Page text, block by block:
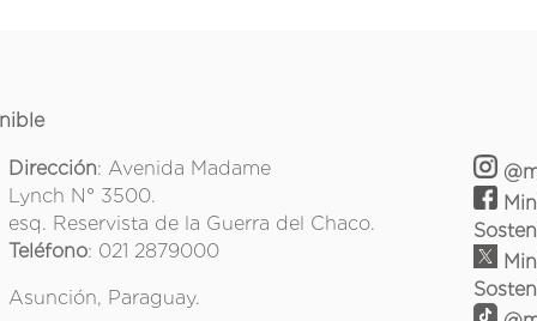
Dirección: Avenida Madame
Lynch N° 3500.
esq. Reservista de la Guerra del Chaco.
Teléfono: 021 2879000
Asunción, Paraguay.